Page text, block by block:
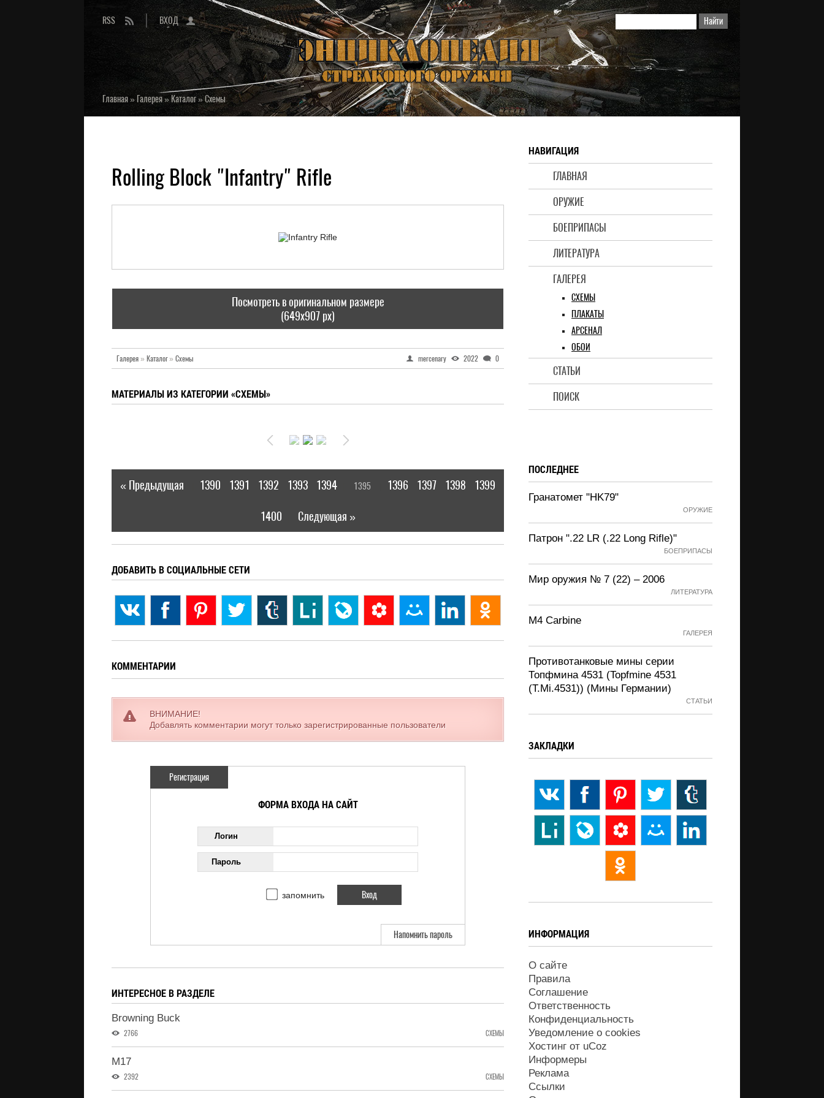
RSS ВХОД
Главная» Галерея»Каталог»Схемы
НАВИГАЦИЯ
ГЛАВНАЯ
ОРУЖИЕ
БОЕПРИПАСЫ
ЛИТЕРАТУРА
ГАЛЕРЕЯ
СХЕМЫ
ПЛАКАТЫ
АРСЕНАЛ
ОБОИ
СТАТЬИ
ПОИСК
Rolling Block "Infantry" Rifle
Посмотреть в оригинальном размере
(649x907 px)
Галерея» Каталог» Схемы mercenary 2022 0
МАТЕРИАЛЫ ИЗ КАТЕГОРИИ «СХЕМЫ»
« Предыдущая 1390 1391 1392 1393 1394 1395 1396 1397 1398 1399
1400 Следующая »
ДОБАВИТЬ В СОЦИАЛЬНЫЕ СЕТИ
КОММЕНТАРИИ
ВНИМАНИЕ!
Добавлять комментарии могут только зарегистрированные пользователи
Регистрация
ФОРМА ВХОДА НА САЙТ
Логин
Пароль
запомнить
Напомнить пароль
ИНТЕРЕСНОЕ В РАЗДЕЛЕ
Browning Buck
2766 СХЕМЫ
M17
2392 СХЕМЫ
ПОСЛЕДНЕЕ
Гранатомет "HK79"
ОРУЖИЕ
Патрон ".22 LR (.22 Long Rifle)"
БОЕПРИПАСЫ
Мир оружия № 7 (22) – 2006
ЛИТЕРАТУРА
M4 Carbine
ГАЛЕРЕЯ
Противотанковые мины серии
Топфмина 4531 (Topfmine 4531
(T.Mi.4531)) (Мины Германии)
СТАТЬИ
ЗАКЛАДКИ
ИНФОРМАЦИЯ
О сайте
Правила
Соглашение
Ответственность
Конфиденциальность
Уведомление о cookies
Хостинг от uCoz
Информеры
Реклама
Ссылки